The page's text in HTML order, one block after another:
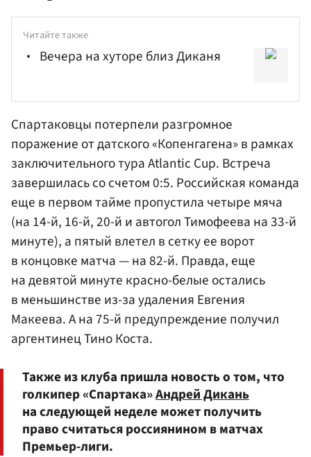
Читайте также
Вечера на хуторе близ Диканя
Спартаковцы потерпели разгромное
поражение от датского «Копенгагена» в рамках
заключительного тура Atlantic Cup. Встреча
завершилась со счетом 0:5. Российская команда
еще в первом тайме пропустила четыре мяча
(на 14-й, 16-й, 20-й и автогол Тимофеева на 33-й
минуте), а пятый влетел в сетку ее ворот
в концовке матча — на 82-й. Правда, еще
на девятой минуте красно-белые остались
в меньшинстве из-за удаления Евгения
Макеева. А на 75-й предупреждение получил
аргентинец Тино Коста.
Также из клуба пришла новость о том, что
голкипер «Спартака»Андрей Дикань
на следующей неделе может получить
право считаться россиянином в матчах
Премьер-лиги.